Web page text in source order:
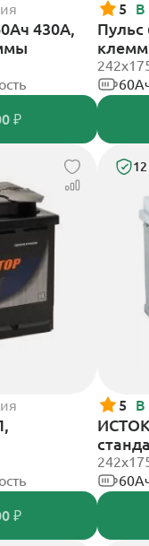
430А,
₽
5 В
Пульс
₽
5 В